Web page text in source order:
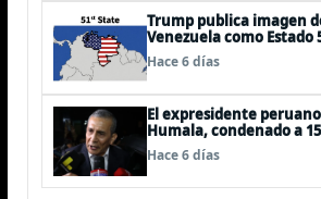
Trump publica imagen
Venezuela como Estado
EEUU
Hace 6 días
El expresidente
Humala, condenado a
cárcel, sale libre al
caso
Hace 6 días